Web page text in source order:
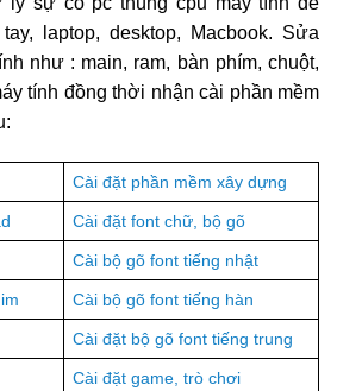
laptop, desktop, Macbook. Sửa
như : main, ram, bàn phím, chuột,
tính đồng thời nhận cài phần mềm
Cài đặt phần mềm xây dựng
Cài đặt font chữ, bộ gõ
Cài bộ gõ font tiếng nhật
Cài bộ gõ font tiếng hàn
Cài đặt bộ gõ font tiếng trung
Cài đặt game, trò chơi